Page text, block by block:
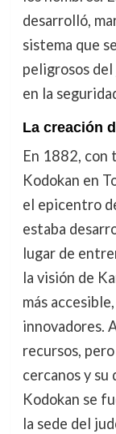
desarrolló,
sistema que
peligrosos
en la
La creación
En 1882, con
Kodokan en
el epicentro
estaba
lugar de
la visión de
más
innovadores.
recursos,
cercanos y
Kodokan se
la sede del